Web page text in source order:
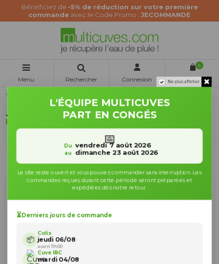
Bénéficiez de -5% de réduction sur votre première
commande avec le Code Promo : JECOMMANDE
Menu Rechercher Connexion
0
Panier
Accueil
Tuyaux d'arrosage
Filtrer Pertinence 7
Ne plus afficher
L'ÉQUIPE MULTICUVES
PART EN CONGÉS
📅
Du vendredi 7 août 2026
au dimanche 23 août 2026
Le site reste ouvert et vous pouvez commander sans interruption. Les
commandes reçues durant cette période seront préparées et
expédiées dès notre retour.
⏳Derniers jours de commande
📦
Colis
jeudi 06/08
avant 11h00
Cuve IBC
mardi 04/08